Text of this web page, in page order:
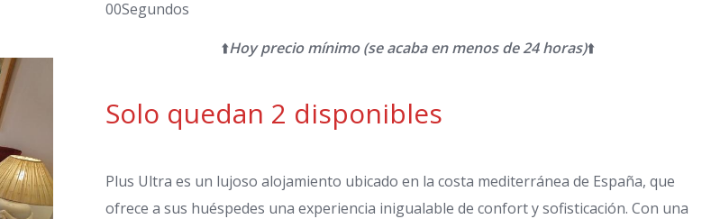
00Segundos
⬆️Hoy precio mínimo (se acaba en menos de 24 horas)⬆️
Solo quedan 2 disponibles
Plus Ultra es un lujoso alojamiento ubicado en la costa mediterránea de España, que
ofrece a sus huéspedes una experiencia inigualable de confort y sofisticación. Con una